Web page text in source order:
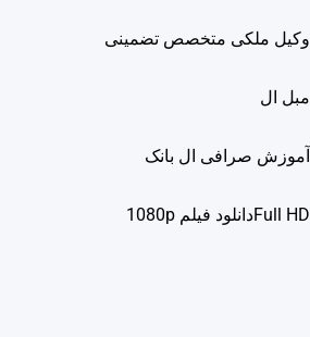
وکیل ملکی متخصص تضمینی
مبل ال
آموزش صرافی ال بانک
Full HDدانلود فيلم 1080p